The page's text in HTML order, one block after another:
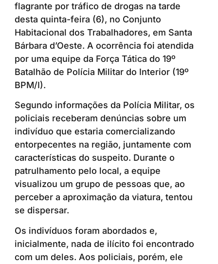
flagrante por tráfico de drogas na tarde
desta quinta-feira (6), no Conjunto
Habitacional dos Trabalhadores, em Santa
Bárbara d’Oeste. A ocorrência foi atendida
por uma equipe da Força Tática do 19º
Batalhão de Polícia Militar do Interior (19º
BPM/I).
Segundo informações da Polícia Militar, os
policiais receberam denúncias sobre um
indivíduo que estaria comercializando
entorpecentes na região, juntamente com
características do suspeito. Durante o
patrulhamento pelo local, a equipe
visualizou um grupo de pessoas que, ao
perceber a aproximação da viatura, tentou
se dispersar.
Os indivíduos foram abordados e,
inicialmente, nada de ilícito foi encontrado
com um deles. Aos policiais, porém, ele